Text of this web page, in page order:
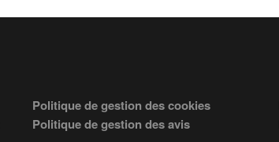
Politique de gestion des cookies
Politique de gestion des avis